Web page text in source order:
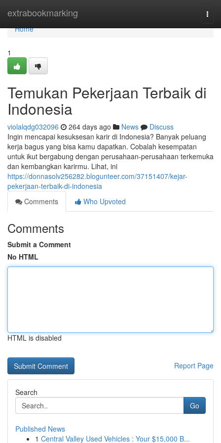
extrabookmarking
Home
Home
1
Temukan Pekerjaan Terbaik di
Indonesia
violalqdg032096 264 days ago News
Discuss
Ingin mencapai kesuksesan karir di Indonesia? Banyak peluang
kerja bagus yang bisa kamu dapatkan. Cobalah kesempatan
untuk ikut bergabung dengan perusahaan-perusahaan terkemuka
dan kembangkan karirmu. Lihat, ini
https://donnasolv256282.blogunteer.com/37151407/kejar-
pekerjaan-terbaik-di-indonesia
Comments
Who Upvoted
Comments
Submit a Comment
No HTML
HTML is disabled
Report Page
Search
Go
Published News
1 Central Valley Used Vehicles : Your $15,000 B...